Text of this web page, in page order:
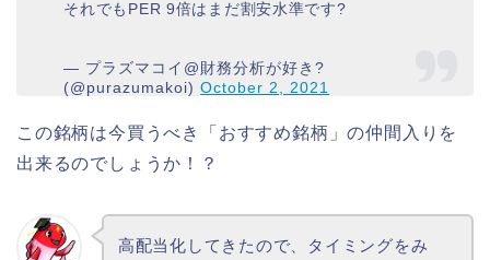
それでもPER 9倍はまだ割安水準です?
— プラズマコイ@財務分析が好き?
(@purazumakoi)October 2, 2021
この銘柄は今買うべき「おすすめ銘柄」の仲間入りを
出来るのでしょうか！？
高配当化してきたので、タイミングをみ